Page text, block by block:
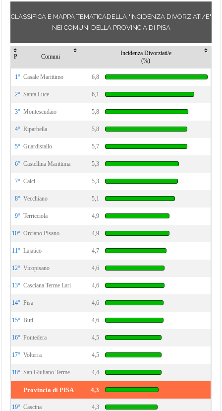
CLASSIFICA E MAPPA TEMATICADELLA "INCIDENZA DIVORZIATI/E"
NEI COMUNI DELLA PROVINCIA DI PISA
P Comuni
Incidenza Divorziati/e
(%)
1° Casale Marittimo 6,8
2° Santa Luce 6,1
3° Montescudaio 5,8
4° Riparbella 5,8
5° Guardistallo 5,7
6° Castellina Marittima 5,3
7° Calci 5,3
8° Vecchiano 5,1
9° Terricciola 4,9
10° Orciano Pisano 4,9
11° Lajatico 4,7
12° Vicopisano 4,6
13° Casciana Terme Lari 4,6
14° Pisa 4,6
15° Buti 4,6
16° Pontedera 4,5
17° Volterra 4,5
18° San Giuliano Terme 4,4
Provincia di PISA 4,3
19° Cascina 4,3